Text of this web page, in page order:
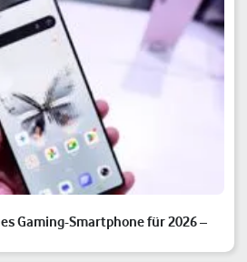
Gaming-Smartphone für 2026 –